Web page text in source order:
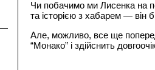
Чи побачимо ми Лисенка на
та історією з хабарем — він
Але, можливо, все ще
“Монако” і здійснить